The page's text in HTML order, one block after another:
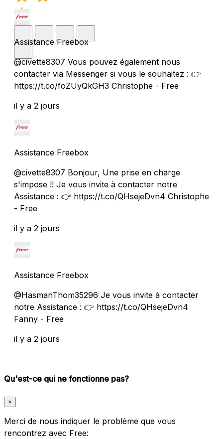
Assistance Freebox
@civette8307 Vous pouvez également nous
contacter via Messenger si vous le souhaitez : 👉
https://t.co/foZUyQkGH3 Christophe - Free
il y a 2 jours
Assistance Freebox
@civette8307 Bonjour, Une prise en charge
s'impose !! Je vous invite à contacter notre
Assistance : 👉 https://t.co/QHsejeDvn4 Christophe
- Free
il y a 2 jours
Assistance Freebox
@HasmanThom35296 Je vous invite à contacter
notre Assistance : 👉 https://t.co/QHsejeDvn4
Fanny - Free
il y a 2 jours
Qu'est-ce qui ne fonctionne pas?
×
Merci de nous indiquer le problème que vous
rencontrez avec Free: